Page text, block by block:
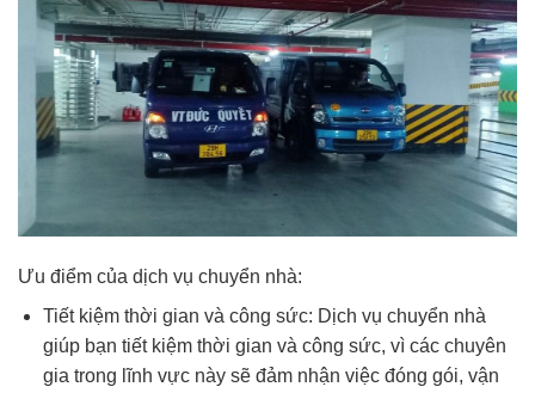
Ưu điểm của dịch vụ chuyển nhà:
Tiết kiệm thời gian và công sức: Dịch vụ chuyển nhà
giúp bạn tiết kiệm thời gian và công sức, vì các chuyên
gia trong lĩnh vực này sẽ đảm nhận việc đóng gói, vận